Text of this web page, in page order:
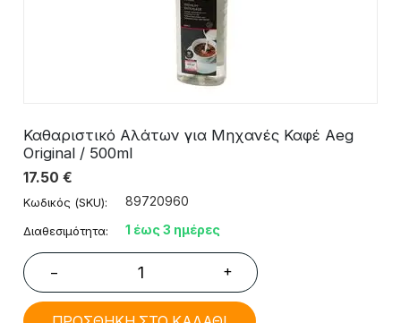
Καθαριστικό Αλάτων για Μηχανές Καφέ Aeg
Original / 500ml
17.50 €
Κωδικός (SKU): 89720960
Διαθεσιμότητα: 1 έως 3 ημέρες
− +